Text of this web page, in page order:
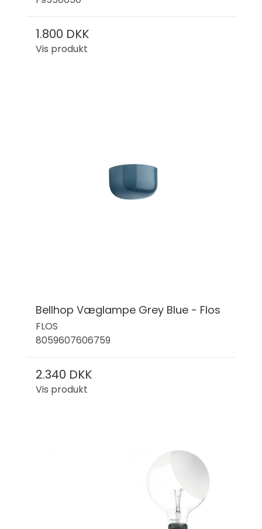
1.800 DKK
Vis produkt
Bellhop Væglampe Grey Blue - Flos
FLOS
8059607606759
2.340 DKK
Vis produkt